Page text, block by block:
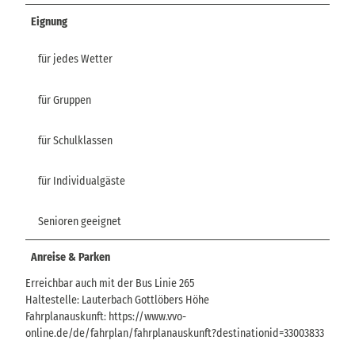
Eignung
für jedes Wetter
für Gruppen
für Schulklassen
für Individualgäste
Senioren geeignet
Anreise & Parken
Erreichbar auch mit der Bus Linie 265
Haltestelle: Lauterbach Gottlöbers Höhe
Fahrplanauskunft: https://www.vvo-
online.de/de/fahrplan/fahrplanauskunft?destinationid=33003833